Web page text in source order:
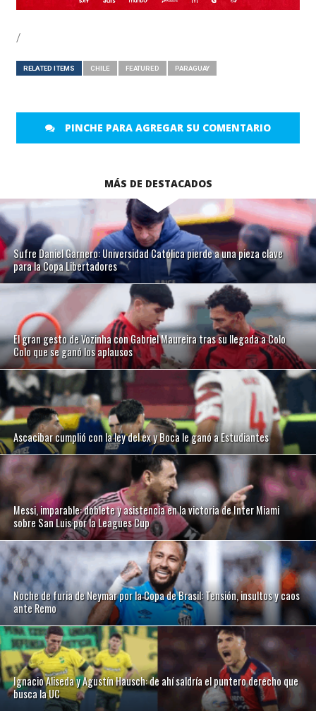
/
RELATED ITEMS CHILE FEATURED PARAGUAY
PINCHE PARA AGREGAR SU COMENTARIO
MÁS DE DESTACADOS
Sufre Daniel Garnero: Universidad Católica pierde a una pieza clave
para la Copa Libertadores
El gran gesto de Vozinha con Gabriel Maureira tras su llegada a Colo
Colo que se ganó los aplausos
Ascacibar cumplió con la ley del ex y Boca le ganó a Estudiantes
Messi, imparable: doblete y asistencia en la victoria de Inter Miami
sobre San Luis por la Leagues Cup
Noche de furia de Neymar por la Copa de Brasil: Tensión, insultos y caos
ante Remo
Ignacio Aliseda y Agustín Hausch: de ahí saldría el puntero derecho que
busca la UC